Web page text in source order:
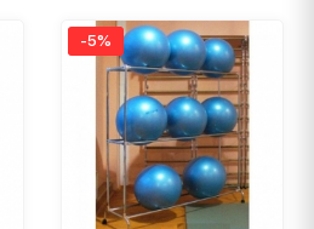
-5%